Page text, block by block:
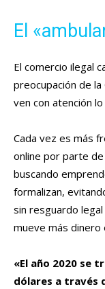
El
El comercio ilegal
preocupación de la
ven con atención
Cada vez es más
online por parte
buscando
formalizan,
sin resguardo
mueve más dinero
«El año 2020 se
dólares a través